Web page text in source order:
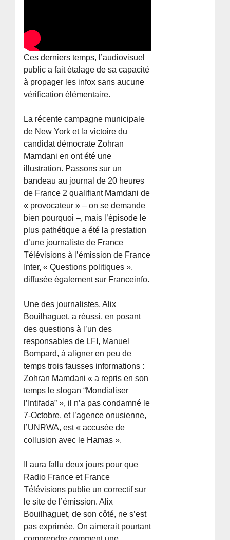
Ces derniers temps, l’audiovisuel
public a fait étalage de sa capacité
à propager les infox sans aucune
vérification élémentaire.
La récente campagne municipale
de New York et la victoire du
candidat démocrate Zohran
Mamdani en ont été une
illustration. Passons sur un
bandeau au journal de 20 heures
de France 2 qualifiant Mamdani de
« provocateur » – on se demande
bien pourquoi –, mais l’épisode le
plus pathétique a été la prestation
d’une journaliste de France
Télévisions à l’émission de France
Inter, « Questions politiques »,
diffusée également sur Franceinfo.
Une des journalistes, Alix
Bouilhaguet, a réussi, en posant
des questions à l’un des
responsables de LFI, Manuel
Bompard, à aligner en peu de
temps trois fausses informations :
Zohran Mamdani « a repris en son
temps le slogan “Mondialiser
l’Intifada” », il n’a pas condamné le
7-Octobre, et l’agence onusienne,
l’UNRWA, est « accusée de
collusion avec le Hamas ».
Il aura fallu deux jours pour que
Radio France et France
Télévisions publie un correctif sur
le site de l’émission. Alix
Bouilhaguet, de son côté, ne s’est
pas exprimée. On aimerait pourtant